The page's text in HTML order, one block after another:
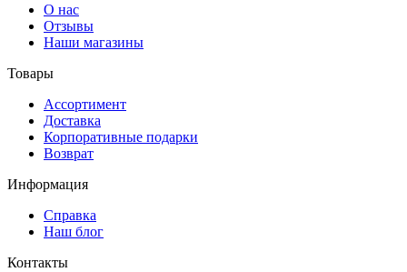
О нас
Отзывы
Наши магазины
Товары
Ассортимент
Доставка
Корпоративные подарки
Возврат
Информация
Справка
Наш блог
Контакты